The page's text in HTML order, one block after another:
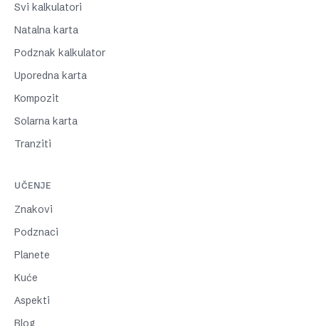
Svi kalkulatori
Natalna karta
Podznak kalkulator
Uporedna karta
Kompozit
Solarna karta
Tranziti
UČENJE
Znakovi
Podznaci
Planete
Kuće
Aspekti
Blog